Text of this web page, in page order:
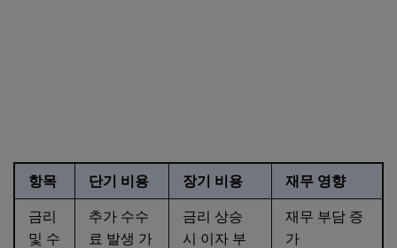
항목 단기 비용 장기 비용 재무 영향
금리
및 수
추가 수수
료 발생 가
금리 상승
시 이자 부
재무 부담 증
가